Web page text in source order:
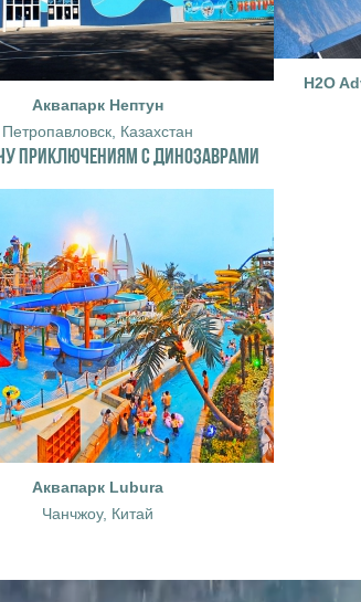
Аквапарк Нептун
Петропавловск, Казахстан
H2O
ПРИКЛЮЧЕНИЯМ С ДИНОЗАВРАМИ
Аквапарк Lubura
Чанчжоу, Китай